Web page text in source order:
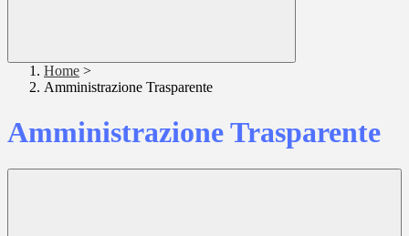
Home >
Amministrazione Trasparente
Amministrazione Trasparente